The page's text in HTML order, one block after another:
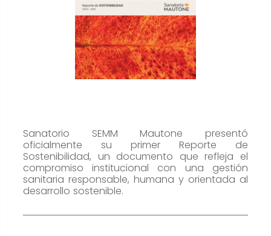
Sanatorio SEMM Mautone presentó
oficialmente su primer Reporte de
Sostenibilidad, un documento que refleja el
compromiso institucional con una gestión
sanitaria responsable, humana y orientada al
desarrollo sostenible.
Necesarias
Estas
cookies no
son
opcionales.
funcione la
web.
Estadísticas